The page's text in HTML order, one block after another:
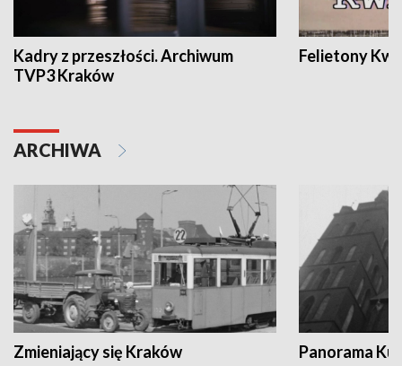
Kadry z przeszłości. Archiwum
TVP3 Kraków
Felietony
ARCHIWA
Zmieniający się Kraków Panorama